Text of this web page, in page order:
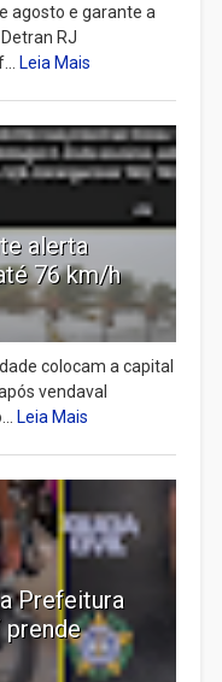
agosto e garante a
RJ
Leia Mais
alerta
76 km/h
colocam a capital
vendaval
Leia Mais
Prefeitura
prende